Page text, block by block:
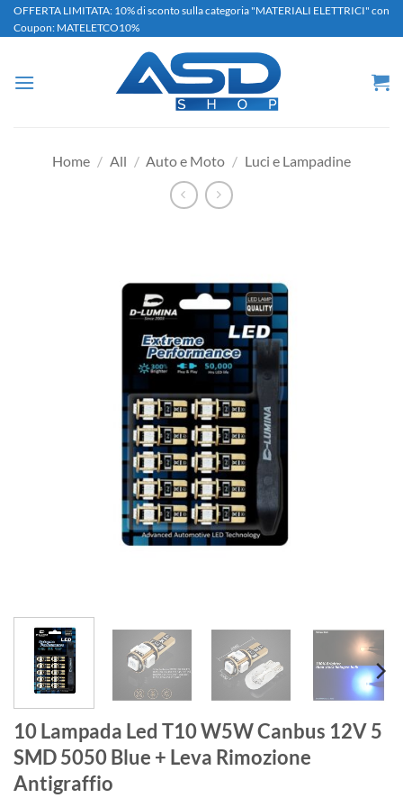
Salta
ai
OFFERTA LIMITATA: 10% di sconto sulla categoria "MATERIALI ELETTRICI" con
Coupon: MATELETCO10%
Home / All / Auto e Moto / Luci e Lampadine
10 Lampada Led T10 W5W Canbus 12V 5
SMD 5050 Blue + Leva Rimozione
Antigraffio